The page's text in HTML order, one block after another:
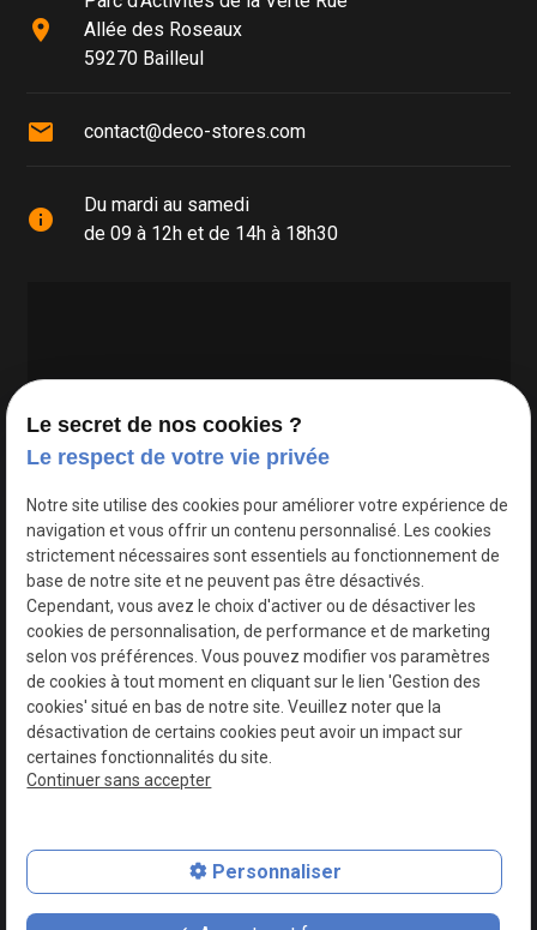
place
Allée des Roseaux
59270 Bailleul
mail contact@deco-stores.com
info
Du mardi au samedi
de 09 à 12h et de 14h à 18h30
Google Maps Search API est désactivé.
Plan du site
Mentions légales
Le secret de nos cookies ?
Le respect de votre vie privée
Notre site utilise des cookies pour améliorer votre expérience de
navigation et vous offrir un contenu personnalisé. Les cookies
strictement nécessaires sont essentiels au fonctionnement de
base de notre site et ne peuvent pas être désactivés.
Cependant, vous avez le choix d'activer ou de désactiver les
cookies de personnalisation, de performance et de marketing
selon vos préférences. Vous pouvez modifier vos paramètres
de cookies à tout moment en cliquant sur le lien 'Gestion des
cookies' situé en bas de notre site. Veuillez noter que la
désactivation de certains cookies peut avoir un impact sur
certaines fonctionnalités du site.
Continuer sans accepter
Personnaliser